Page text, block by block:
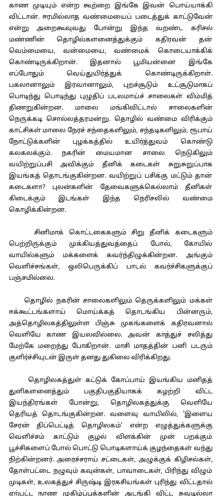
காண முடியும் என்ற கூற்றை இங்கே இவன் பொய்யாக்கி
விட்டான். ஈரமில்லாத வண்மையைப் படைத்துக் காட்டுவேன்
என்று அறைகூவுவது போன்று இந்த வறண்ட கரிசல்
மண்ணின் தொழில்களனைத்துக்கும் கதிரவன் தன்
வெம்மையை, வன்மையை, வண்மைக் கொடையாக்கிக்
கொண்டிருக்கிறான். இதனால் பூமியன்னை இங்கே
எப்போதும் வெய்துயிர்த்துக் கொண்டிருக்கிறாள்.
பகலானாலும் இரவானாலும், புறச்சூடும் உட்சூடுமாகப்
பொடிந்து பொடிந்து புழுதிப் படலமாய்ச் சாலைகள் விம்மித்
திணறுகின்றன. மாலை மங்கிவிட்டால் சாலைகளின்
நெருக்கடி சொல்லத்தரமன்று. தொழில் வண்மை விரிக்கும்
காட்சிகள் மாலை நேரச் சந்தைகளிலும், சந்தடிகளிலும், ரூபாய்
நோட்டுக்களின் புழக்கத்தில் உயிர்த்துவம் கொண்டு
கலகலக்கும். நகரின் மையமான சாலை நெடுகிலும்
வயிற்றுப்பசி அவிக்கும் தீனிக் கடைகள் சுறுசுறுப்பாக
இயங்கத் தொடங்குகின்றன. வயிற்றுப் பசிக்கு மட்டும் தான்
கடைகளா? புலன்களின் தேவைகளுக்கெல்லாம் தீனிகள்
கிடைக்கும் இடங்கள் இந்த நெரிசலில் வண்மை
கொழிக்கின்றன.
சினிமாக் கொட்டகைகளும் சிறு தீனிக் கடைகளும்
பெற்றிருக்கும் முக்கியத்துவத்தைப் போல், கோயில்
வாயில்களும் மக்களைக் கவர்ந்திழுக்கின்றன. அங்கும்
வெளிச்சங்கள், ஒலிபெருக்கிப் பாடல் கவர்ச்சிகளுக்குப்
பஞ்சமில்லை.
தொழில் நகரின் சாலைகளிலும் தெருக்களிலும் மக்கள்
ஈக்கூட்டங்களாய் மொய்க்கத் தொடங்கிய பின்னரும்,
அத்தொழிலகத்திலுள்ள பிஞ்சு முகங்களைக் கதிரவனால்
வெளியே காண இயலவில்லை. அவன் காத்துச் சலித்து
மேற்கே மறைந்து போகிறான். மாசி மாதத்தின் பனி படரும்
குளிர்ச்சியுடன் இருள் தனது துகிலை விரிக்கிறது.
தொழிலகத்துள் கட்டுக் கோப்பாய் இயங்கிய மனிதத்
துளிகளனைத்தும் பகுதிபகுதியாகக் கழற்றி விட்ட
இயந்திரங்கள் போன்று, தொழிலகத்துக்கு வெளியே
தெரியத் தொடங்குகின்றன. வளைவு வாயிலில், 'இளைய
சேரன் திப்பெட்டித் தொழிலகம்' என்ற எழுத்துக்களுக்கு
வெளிச்சம் காட்டும் குழல் விளக்கின் முன் பறக்கும்
பூச்சிகளைப் போல் பொட்டு பொடிகளாய்க் குழந்தைகள் வந்து
நிற்கின்றனர். அரைச்சராய் சட்டைகள், அழுக்குக் கிழிசல்கள்,
தோள்பட்டை நழுவும் கவுன்கள், பாவாடைகள், பிரிந்து விழும்
முடிகள், உலகத்துச் சிருஷ்டி இரகசியங்கள் புரிந்து விட்டதால்
ஏற்பட்ட நாண முகிழ்ப்புக்களின் அடங்கி விட்ட சுவடில்லா